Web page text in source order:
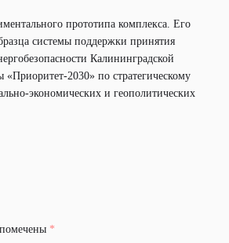
прототипа комплекса. Его
системы поддержки принятия
Калининградской
2030» по стратегическому
экономических и геополитических
*